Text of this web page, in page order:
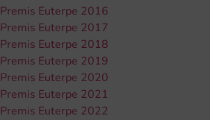
Premis Euterpe 2016
Premis Euterpe 2017
Premis Euterpe 2018
Premis Euterpe 2019
Premis Euterpe 2020
Premis Euterpe 2021
Premis Euterpe 2022